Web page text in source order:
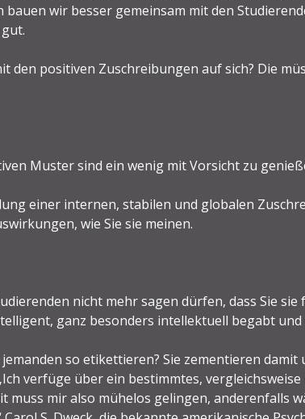
bauen wir besser gemeinsam mit den
den positiven Zuschreibungen auf sich? Die
Muster sind ein wenig mit Vorsicht zu
einer internen, stabilen und globalen
wie Sie sie meinen.
nicht mehr sagen dürfen, dass Sie sie
ganz besonders intellektuell begabt und
so etikettieren? Sie zementieren
verfüge über ein bestimmtes,
muss mir also mühelos gelingen, anderenfalls